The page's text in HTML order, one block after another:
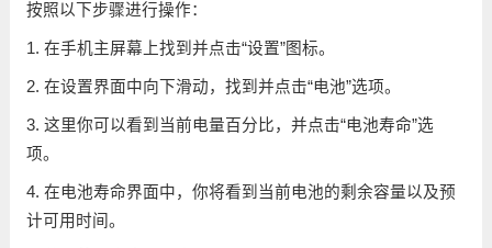
按照以下步骤进行操作：
1. 在手机主屏幕上找到并点击“设置”图标。
2. 在设置界面中向下滑动，找到并点击“电池”选项。
3. 这里你可以看到当前电量百分比，并点击“电池寿命”选
项。
4. 在电池寿命界面中，你将看到当前电池的剩余容量以及预
计可用时间。